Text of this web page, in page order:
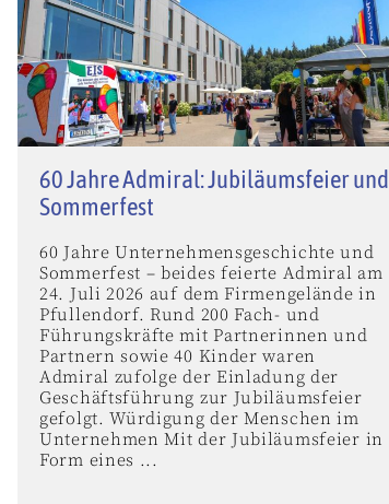
60 Jahre Admiral: Jubiläumsfeier und
Sommerfest
60 Jahre Unternehmensgeschichte und
Sommerfest – beides feierte Admiral am
24. Juli 2026 auf dem Firmengelände in
Pfullendorf. Rund 200 Fach- und
Führungskräfte mit Partnerinnen und
Partnern sowie 40 Kinder waren
Admiral zufolge der Einladung der
Geschäftsführung zur Jubiläumsfeier
gefolgt. Würdigung der Menschen im
Unternehmen Mit der Jubiläumsfeier in
Form eines ...